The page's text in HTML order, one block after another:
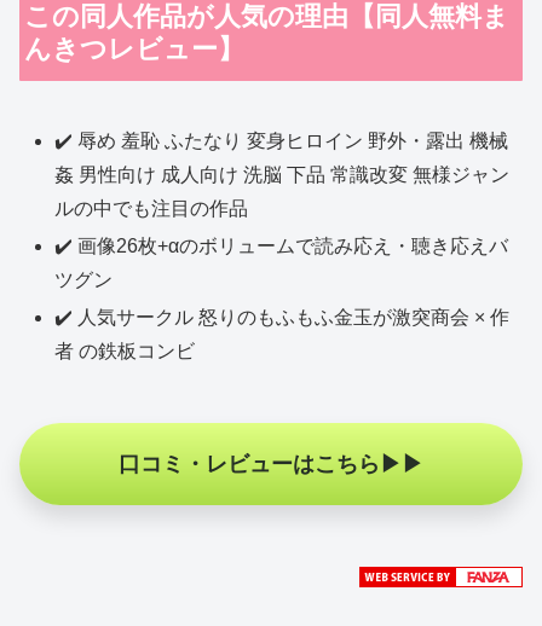
この同人作品が人気の理由【同人無料ま
んきつレビュー】
✔️ 辱め 羞恥 ふたなり 変身ヒロイン 野外・露出 機械
姦 男性向け 成人向け 洗脳 下品 常識改変 無様ジャン
ルの中でも注目の作品
✔️ 画像26枚+αのボリュームで読み応え・聴き応えバ
ツグン
✔️ 人気サークル 怒りのもふもふ金玉が激突商会 × 作
者 の鉄板コンビ
口コミ・レビューはこちら